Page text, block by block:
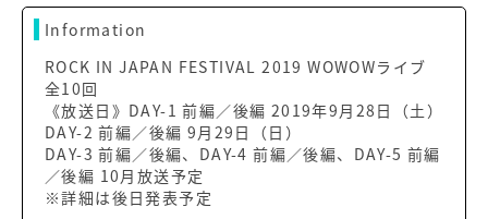
Information
ROCK IN JAPAN FESTIVAL 2019 WOWOWライブ
全10回
《放送日》DAY-1 前編／後編 2019年9月28日（土）
DAY-2 前編／後編 9月29日（日）
DAY-3 前編／後編、DAY-4 前編／後編、DAY-5 前編
／後編 10月放送予定
※詳細は後日発表予定